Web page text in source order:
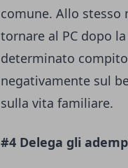
comune. Allo
tornare al PC dopo
determinato
negativamente sul
sulla vita familiare.
#4 Delega gli